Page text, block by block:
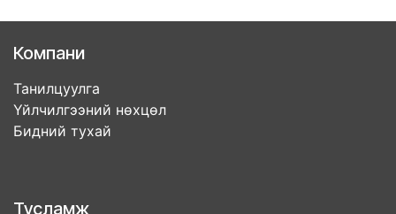
Компани
Танилцуулга
Үйлчилгээний нөхцөл
Бидний тухай
Тусламж